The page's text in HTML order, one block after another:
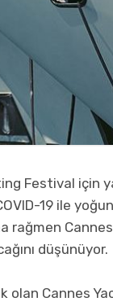
Festival için
19 ile
rağmen
düşünüyor.
olan Cannes